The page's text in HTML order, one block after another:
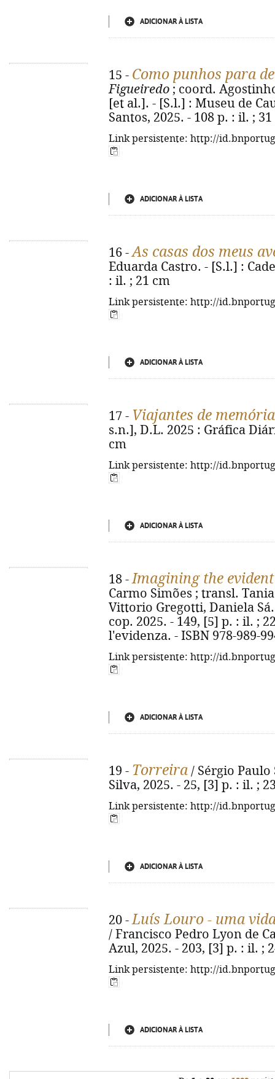
ADICIONAR À LISTA
15 - Como punhos para
Figueiredo ; coord.
[et al.]. - [S.l.] : Museu de
Santos, 2025. - 108 p. : il. ;
Link persistente: http://
ADICIONAR À LISTA
16 -As casas dos meus
Eduarda Castro. - [S.l.] :
: il. ; 21 cm
Link persistente: http://
ADICIONAR À LISTA
17 - Viajantes de
s.n.], D.L. 2025 : Gráfica
cm
Link persistente: http://
ADICIONAR À LISTA
18 -Imagining the evident
Carmo Simões ; transl.
Vittorio Gregotti, Daniela
cop. 2025. - 149, [5] p. : il. ;
l'evidenza. - ISBN 978-989-
Link persistente: http://
ADICIONAR À LISTA
19 - Torreira / Sérgio Paulo
Silva, 2025. - 25, [3] p. : il. ;
Link persistente: http://
ADICIONAR À LISTA
20 -Luís Louro - uma
/ Francisco Pedro Lyon de
Azul, 2025. - 203, [3] p. : il. ;
Link persistente: http://
ADICIONAR À LISTA